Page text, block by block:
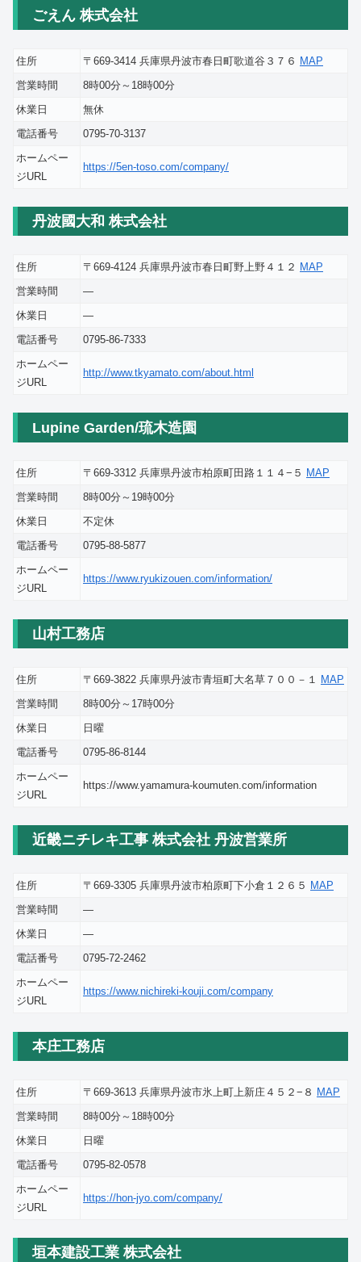
ごえん 株式会社
住所 〒669-3414 兵庫県丹波市春日町歌道谷３７６ MAP
営業時間
8時00分～18時00分
休業日
無休
電話番号
0795-70-3137
ホームペー
ジURL
https://5en-toso.com/company/
丹波國大和 株式会社
住所 〒669-4124 兵庫県丹波市春日町野上野４１２ MAP
営業時間
―
休業日
―
電話番号
0795-86-7333
ホームペー
ジURL
http://www.tkyamato.com/about.html
Lupine Garden/琉木造園
住所 〒669-3312 兵庫県丹波市柏原町田路１１４−５ MAP
営業時間
8時00分～19時00分
休業日
不定休
電話番号
0795-88-5877
ホームペー
ジURL
https://www.ryukizouen.com/information/
山村工務店
住所 〒669-3822 兵庫県丹波市青垣町大名草７００－１
MAP
営業時間
8時00分～17時00分
休業日
日曜
電話番号
0795-86-8144
ホームペー
ジURL
https://www.yamamura-koumuten.com/information
近畿ニチレキ工事 株式会社 丹波営業所
住所 〒669-3305 兵庫県丹波市柏原町下小倉１２６５ MAP
営業時間
―
休業日
―
電話番号
0795-72-2462
ホームペー
ジURL
https://www.nichireki-kouji.com/company
本庄工務店
住所 〒669-3613 兵庫県丹波市氷上町上新庄４５２−８ MAP
営業時間
8時00分～18時00分
休業日
日曜
電話番号
0795-82-0578
ホームペー
ジURL
https://hon-jyo.com/company/
垣本建設工業 株式会社